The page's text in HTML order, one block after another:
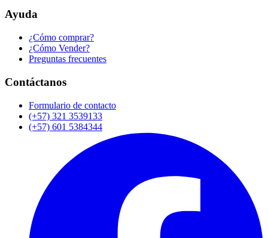
Ayuda
¿Cómo comprar?
¿Cómo Vender?
Preguntas frecuentes
Contáctanos
Formulario de contacto
(+57) 321 3539133
(+57) 601 5384344